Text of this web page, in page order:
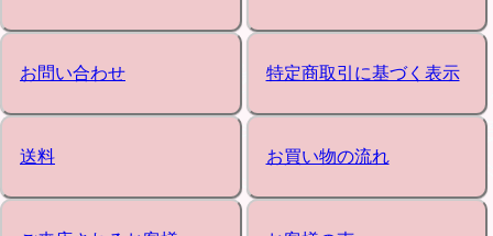
お問い合わせ 特定商取引に基づく表示
送料 お買い物の流れ